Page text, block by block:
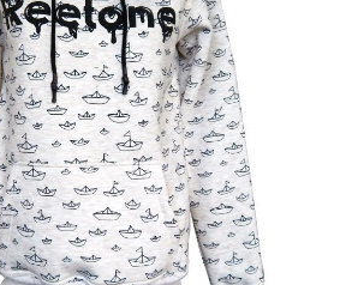
СЪЗДАЙ ПРОФИЛ